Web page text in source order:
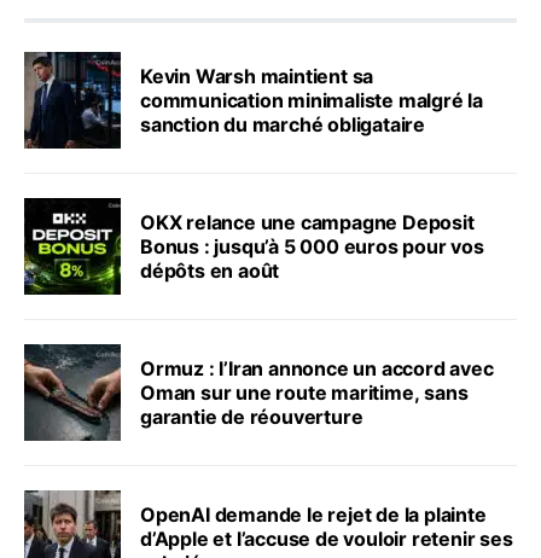
Kevin Warsh maintient sa
communication minimaliste malgré la
sanction du marché obligataire
OKX relance une campagne Deposit
Bonus : jusqu’à 5 000 euros pour vos
dépôts en août
Ormuz : l’Iran annonce un accord avec
Oman sur une route maritime, sans
garantie de réouverture
OpenAI demande le rejet de la plainte
d’Apple et l’accuse de vouloir retenir ses